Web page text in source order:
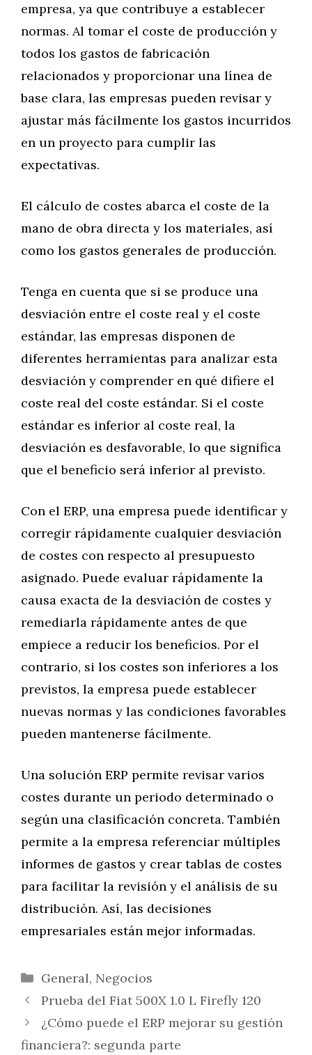
empresa, ya que contribuye a establecer
normas. Al tomar el coste de producción y
todos los gastos de fabricación
relacionados y proporcionar una línea de
base clara, las empresas pueden revisar y
ajustar más fácilmente los gastos incurridos
en un proyecto para cumplir las
expectativas.
El cálculo de costes abarca el coste de la
mano de obra directa y los materiales, así
como los gastos generales de producción.
Tenga en cuenta que si se produce una
desviación entre el coste real y el coste
estándar, las empresas disponen de
diferentes herramientas para analizar esta
desviación y comprender en qué difiere el
coste real del coste estándar. Si el coste
estándar es inferior al coste real, la
desviación es desfavorable, lo que significa
que el beneficio será inferior al previsto.
Con el ERP, una empresa puede identificar y
corregir rápidamente cualquier desviación
de costes con respecto al presupuesto
asignado. Puede evaluar rápidamente la
causa exacta de la desviación de costes y
remediarla rápidamente antes de que
empiece a reducir los beneficios. Por el
contrario, si los costes son inferiores a los
previstos, la empresa puede establecer
nuevas normas y las condiciones favorables
pueden mantenerse fácilmente.
Una solución ERP permite revisar varios
costes durante un periodo determinado o
según una clasificación concreta. También
permite a la empresa referenciar múltiples
informes de gastos y crear tablas de costes
para facilitar la revisión y el análisis de su
distribución. Así, las decisiones
empresariales están mejor informadas.
Categorías
General, Negocios
Prueba del Fiat 500X 1.0 L Firefly 120
¿Cómo puede el ERP mejorar su gestión
financiera?: segunda parte